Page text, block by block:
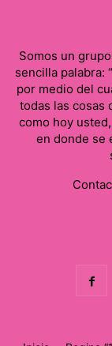
Somos un
sencilla palabra:
por medio del
todas las cosas
como hoy
en donde se